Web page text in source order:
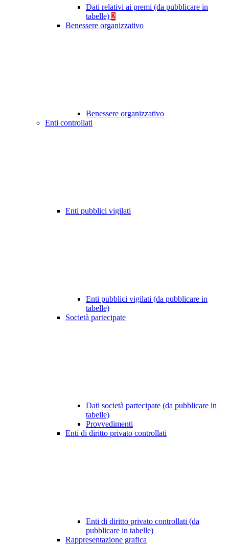
Dati relativi ai premi (da pubblicare in
tabelle) 2
Benessere organizzativo
Benessere organizzativo
Enti controllati
Enti pubblici vigilati
Enti pubblici vigilati (da pubblicare in
tabelle)
Società partecipate
Dati società partecipate (da pubblicare in
tabelle)
Provvedimenti
Enti di diritto privato controllati
Enti di diritto privato controllati (da
pubblicare in tabelle)
Rappresentazione grafica